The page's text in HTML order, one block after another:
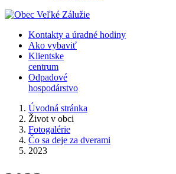
Kontakty a úradné hodiny
Ako vybaviť
Klientske
centrum
Odpadové
hospodárstvo
Úvodná stránka
Život v obci
Fotogalérie
Čo sa deje za dverami
2023